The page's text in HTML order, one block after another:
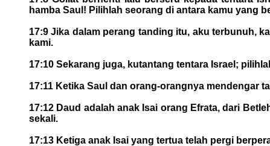
hamba Saul! Pilihlah seorang di antara kamu yang
17:9 Jika dalam perang tanding itu, aku terbunuh,
kami.
17:10 Sekarang juga, kutantang tentara Israel;
17:11 Ketika Saul dan orang-orangnya mendengar
17:12 Daud adalah anak Isai orang Efrata, dari
sekali.
17:13 Ketiga anak Isai yang tertua telah pergi